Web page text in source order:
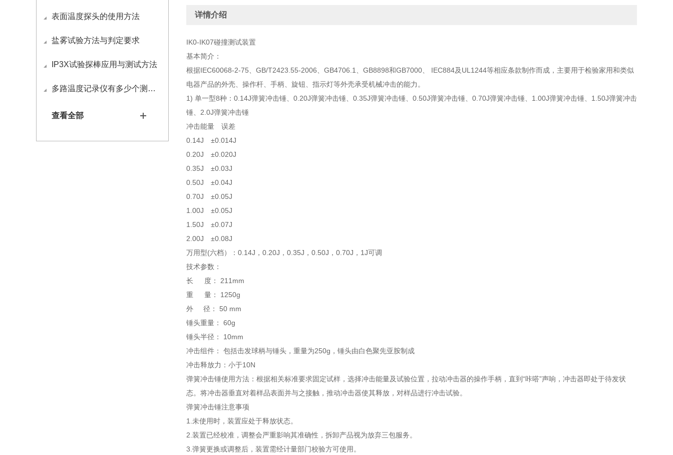
表面温度探头的使用方法
盐雾试验方法与判定要求
IP3X试验探棒应用与测试方法
多路温度记录仪有多少个测试通道？
查看全部
详情介绍
IK0-IK07碰撞测试装置
基本简介：
根据IEC60068-2-75、GB/T2423.55-2006、GB4706.1、GB8898和GB7000、 IEC884及UL1244等相应条款制作而成，主要用于检验家用和类似
电器产品的外壳、操作杆、手柄、旋钮、指示灯等外壳承受机械冲击的能力。
1) 单一型8种：0.14J弹簧冲击锤、0.20J弹簧冲击锤、0.35J弹簧冲击锤、0.50J弹簧冲击锤、0.70J弹簧冲击锤、1.00J弹簧冲击锤、1.50J弹簧冲击
锤、2.0J弹簧冲击锤
冲击能量 误差
0.14J ±0.014J
0.20J ±0.020J
0.35J ±0.03J
0.50J ±0.04J
0.70J ±0.05J
1.00J ±0.05J
1.50J ±0.07J
2.00J ±0.08J
万用型(六档）：0.14J，0.20J，0.35J，0.50J，0.70J，1J可调
技术参数：
长 度： 211mm
重 量： 1250g
外 径： 50 mm
锤头重量： 60g
锤头半径： 10mm
冲击组件： 包括击发球柄与锤头，重量为250g，锤头由白色聚先亚胺制成
冲击释放力：小于10N
弹簧冲击锤使用方法：根据相关标准要求固定试样，选择冲击能量及试验位置，拉动冲击器的操作手柄，直到“咔嗒”声响，冲击器即处于待发状
态。将冲击器垂直对着样品表面并与之接触，推动冲击器使其释放，对样品进行冲击试验。
弹簧冲击锤注意事项
1.未使用时，装置应处于释放状态。
2.装置已经校准，调整会严重影响其准确性，拆卸产品视为放弃三包服务。
3.弹簧更换或调整后，装置需经计量部门校验方可使用。